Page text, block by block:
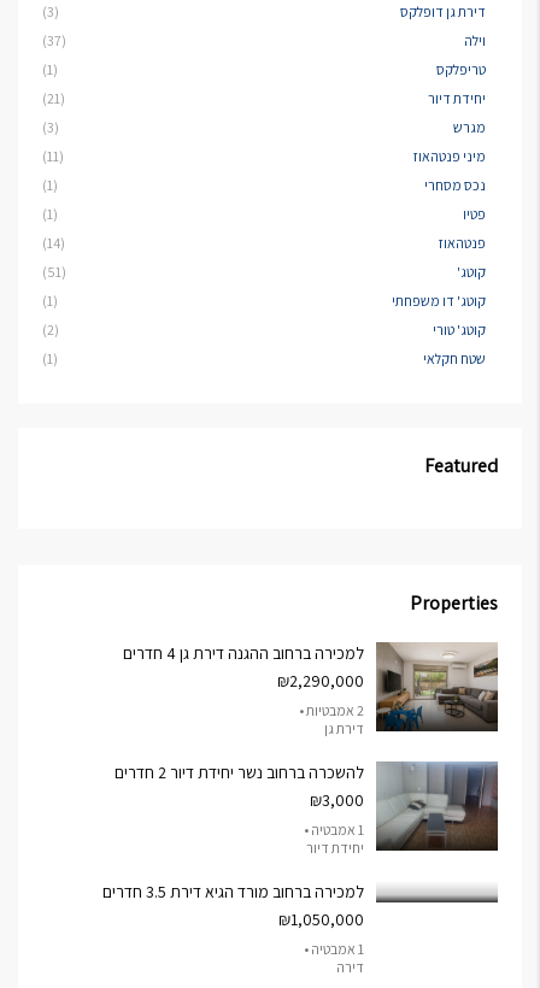
דירת גן דופלקס
(3)
וילה
(37)
טריפלקס
(1)
יחידת דיור
(21)
מגרש
(3)
מיני פנטהאוז
(11)
נכס מסחרי
(1)
פטיו
(1)
פנטהאוז
(14)
קוטג'
(51)
קוטג' דו משפחתי
(1)
קוטג' טורי
(2)
שטח חקלאי
(1)
Featured
Properties
למכירה ברחוב ההגנה דירת גן 4 חדרים
₪2,290,000
2 אמבטיות •
דירת גן
להשכרה ברחוב נשר יחידת דיור 2 חדרים
₪3,000
1 אמבטיה •
יחידת דיור
למכירה ברחוב מורד הגיא דירת 3.5 חדרים
₪1,050,000
1 אמבטיה •
דירה